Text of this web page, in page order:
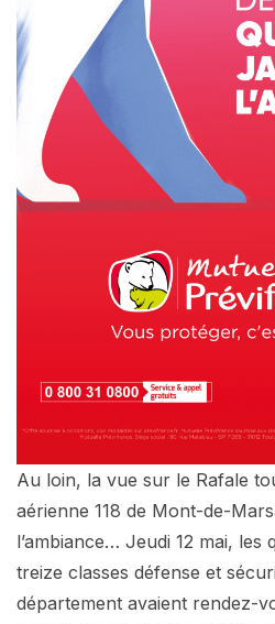
Au loin, la vue sur le Rafale
aérienne 118 de Mont-de-
l’ambiance… Jeudi 12 mai, les
treize classes défense et
département avaient rendez-